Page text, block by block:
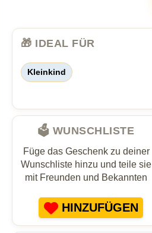
🎁 IDEAL FÜR
Kleinkind
🗳️ WUNSCHLISTE
Füge das Geschenk zu deiner
Wunschliste hinzu und teile sie
mit Freunden und Bekannten
HINZUFÜGEN